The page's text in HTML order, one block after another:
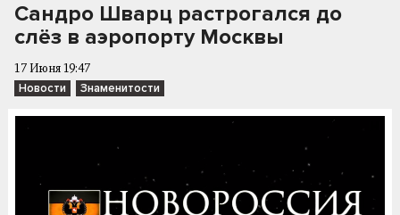
Сандро Шварц растрогался до
слёз в аэропорту Москвы
17 Июня 19:47
Новости Знаменитости